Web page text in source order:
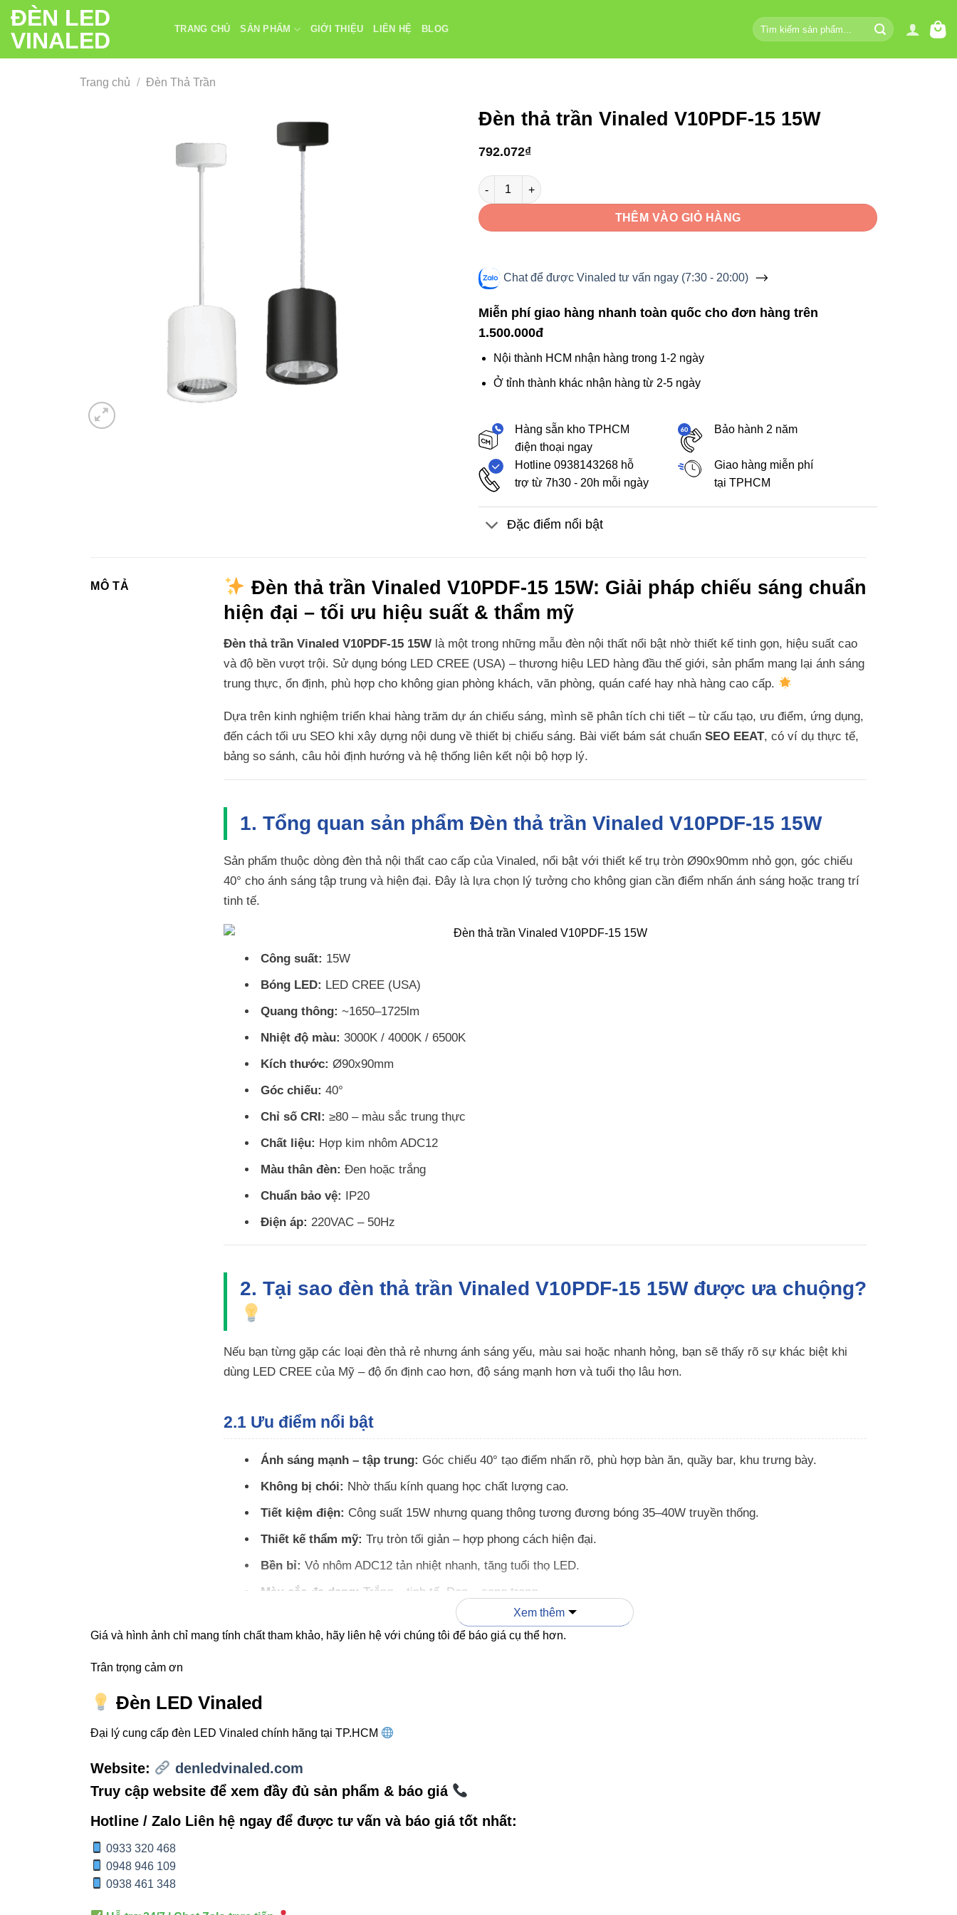
Chuyển
đến
nội
dung
ĐÈN LED
VINALED
TRANG CHỦ SẢN PHẨM GIỚI THIỆU LIÊN HỆ BLOG
Tìm
kiếm:
Trang chủ / Đèn Thả Trần
Đèn thả trần Vinaled V10PDF-15 15W
792.072₫
Đèn thả trần Vinaled V10PDF-15 15W số lượng
THÊM VÀO GIỎ HÀNG
Chat để được Vinaled tư vấn ngay (7:30 - 20:00)
Miễn phí giao hàng nhanh toàn quốc cho đơn hàng trên
1.500.000đ
Nội thành HCM nhận hàng trong 1-2 ngày
Ở tỉnh thành khác nhận hàng từ 2-5 ngày
Hàng sẵn kho TPHCM
điện thoại ngay
Bảo hành 2 năm
Hotline 0938143268 hỗ
trợ từ 7h30 - 20h mỗi ngày
Giao hàng miễn phí
tại TPHCM
Đặc điểm nổi bật
MÔ TẢ
Đèn thả trần Vinaled V10PDF-15 15W: Giải pháp chiếu sáng chuẩn
hiện đại – tối ưu hiệu suất & thẩm mỹ
Đèn thả trần Vinaled V10PDF-15 15Wlà một trong những mẫu đèn nội thất nổi bật nhờ thiết kế tinh gọn, hiệu suất cao
và độ bền vượt trội. Sử dụng bóng LED CREE (USA) – thương hiệu LED hàng đầu thế giới, sản phẩm mang lại ánh sáng
trung thực, ổn định, phù hợp cho không gian phòng khách, văn phòng, quán café hay nhà hàng cao cấp.
Dựa trên kinh nghiệm triển khai hàng trăm dự án chiếu sáng, mình sẽ phân tích chi tiết – từ cấu tạo, ưu điểm, ứng dụng,
đến cách tối ưu SEO khi xây dựng nội dung về thiết bị chiếu sáng. Bài viết bám sát chuẩn SEO EEAT, có ví dụ thực tế,
bảng so sánh, câu hỏi định hướng và hệ thống liên kết nội bộ hợp lý.
1. Tổng quan sản phẩm Đèn thả trần Vinaled V10PDF-15 15W
Sản phẩm thuộc dòng đèn thả nội thất cao cấp của Vinaled, nổi bật với thiết kế trụ tròn Ø90x90mm nhỏ gọn, góc chiếu
40° cho ánh sáng tập trung và hiện đại. Đây là lựa chọn lý tưởng cho không gian cần điểm nhấn ánh sáng hoặc trang trí
tinh tế.
Công suất: 15W
Bóng LED: LED CREE (USA)
Quang thông: ~1650–1725lm
Nhiệt độ màu: 3000K / 4000K / 6500K
Kích thước: Ø90x90mm
Góc chiếu: 40°
Chỉ số CRI: ≥80 – màu sắc trung thực
Chất liệu: Hợp kim nhôm ADC12
Màu thân đèn: Đen hoặc trắng
Chuẩn bảo vệ: IP20
Điện áp: 220VAC – 50Hz
2. Tại sao đèn thả trần Vinaled V10PDF-15 15W được ưa chuộng?
Nếu bạn từng gặp các loại đèn thả rẻ nhưng ánh sáng yếu, màu sai hoặc nhanh hỏng, bạn sẽ thấy rõ sự khác biệt khi
dùng LED CREE của Mỹ – độ ổn định cao hơn, độ sáng mạnh hơn và tuổi thọ lâu hơn.
2.1 Ưu điểm nổi bật
Ánh sáng mạnh – tập trung: Góc chiếu 40° tạo điểm nhấn rõ, phù hợp bàn ăn, quầy bar, khu trưng bày.
Không bị chói: Nhờ thấu kính quang học chất lượng cao.
Tiết kiệm điện: Công suất 15W nhưng quang thông tương đương bóng 35–40W truyền thống.
Thiết kế thẩm mỹ: Trụ tròn tối giản – hợp phong cách hiện đại.
Bền bỉ: Vỏ nhôm ADC12 tản nhiệt nhanh, tăng tuổi thọ LED.
Màu sắc đa dạng: Trắng – tinh tế, Đen – sang trọng.
2.2 Bảng so sánh nhanh
Công nghệ LED CREE (USA)
Quang thông
Xem thêm
Giá và hình ảnh chỉ mang tính chất tham khảo, hãy liên hệ với chúng tôi để báo giá cụ thể hơn.
Trân trọng cảm ơn
Đèn LED Vinaled
Đại lý cung cấp đèn LED Vinaled chính hãng tại TP.HCM
Website:
denledvinaled.com
Truy cập website để xem đầy đủ sản phẩm & báo giá
Hotline / Zalo Liên hệ ngay để được tư vấn và báo giá tốt nhất:
0933 320 468
0948 946 109
0938 461 348